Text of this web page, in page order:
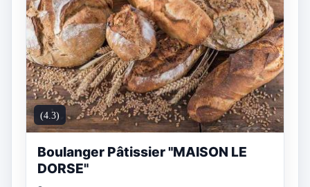
(4.3)
Boulanger Pâtissier "MAISON LE
DORSE"